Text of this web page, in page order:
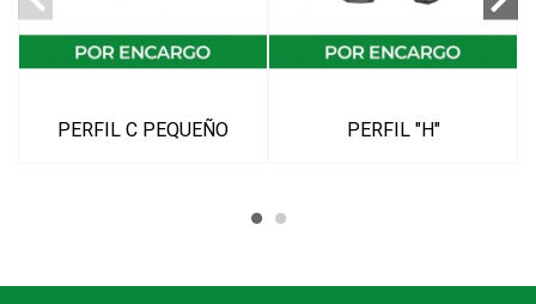
PERFIL C PEQUEÑO PERFIL "H"